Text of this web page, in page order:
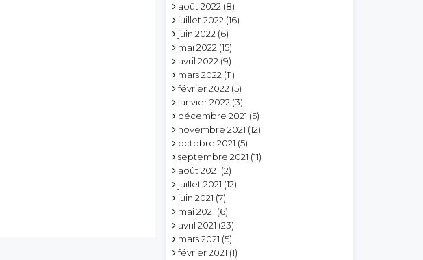
août 2022 (8)
juillet 2022 (16)
juin 2022 (6)
mai 2022 (15)
avril 2022 (9)
mars 2022 (11)
février 2022 (5)
janvier 2022 (3)
décembre 2021 (5)
novembre 2021 (12)
octobre 2021 (5)
septembre 2021 (11)
août 2021 (2)
juillet 2021 (12)
juin 2021 (7)
mai 2021 (6)
avril 2021 (23)
mars 2021 (5)
février 2021 (1)